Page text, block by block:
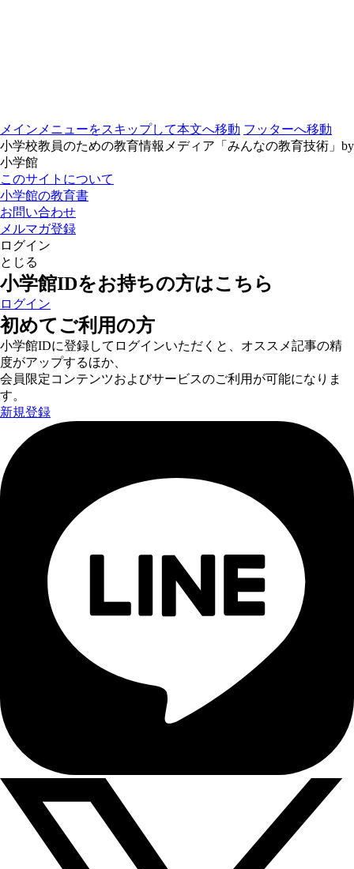
メインメニューをスキップして本文へ移動 フッターへ移動
小学校教員のための教育情報メディア「みんなの教育技術」by
小学館
このサイトについて
小学館の教育書
お問い合わせ
メルマガ登録
ログイン
とじる
小学館IDをお持ちの方はこちら
ログイン
初めてご利用の方
小学館IDに登録してログインいただくと、オススメ記事の精
度がアップするほか、
会員限定コンテンツおよびサービスのご利用が可能になりま
す。
新規登録